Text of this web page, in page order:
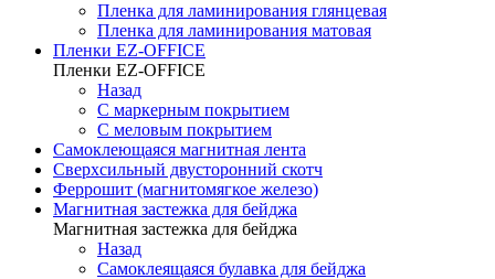
Пленка для ламинирования глянцевая
Пленка для ламинирования матовая
Пленки EZ-OFFICE
Пленки EZ-OFFICE
Назад
С маркерным покрытием
С меловым покрытием
Самоклеющаяся магнитная лента
Сверхсильный двусторонний скотч
Феррошит (магнитомягкое железо)
Магнитная застежка для бейджа
Магнитная застежка для бейджа
Назад
Самоклеящаяся булавка для бейджа